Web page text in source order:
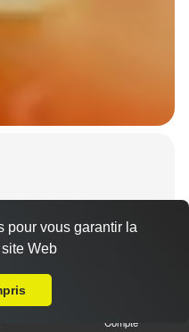
Compte
pour vous garantir la
Web